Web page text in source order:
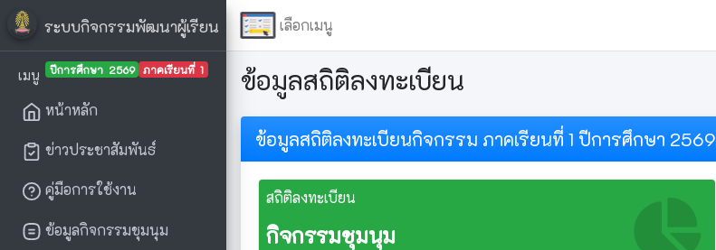
เลือกเมนู
ระบบกิจกรรมพัฒนาผู้เรียน
เมนู ภาคเรียนที่ 1
ปีการศึกษา 2569
หน้าหลัก
ข่าวประชาสัมพันธ์
คู่มือการใช้งาน
ข้อมูลกิจกรรมชุมนุม
ข้อมูลสถิติลงทะเบียน
ข้อมูลสถิติลงทะเบียนกิจกรรม ภาคเรียนที่ 1 ปีการศึกษา 2569
สถิติลงทะเบียน
กิจกรรมชุมนุม